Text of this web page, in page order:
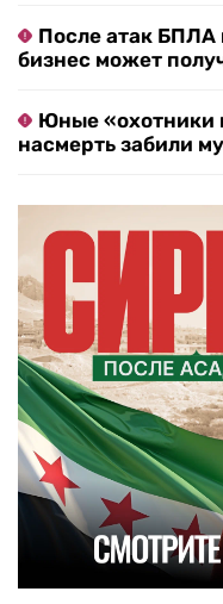
После атак БПЛА
бизнес может
Юные «охотники
насмерть забили